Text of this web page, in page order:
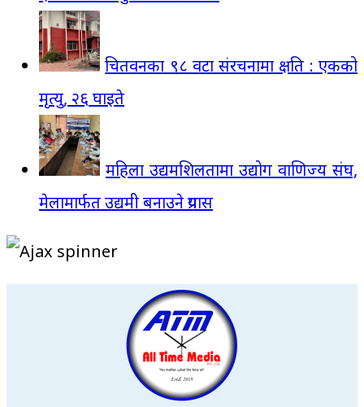
चितवनका ९८ वटा संरचनामा क्षति : एकको
मृत्यु, २६ घाइते
महिला उद्यमशिलतामा उद्योग वाणिज्य संघ,
मेलामार्फत उद्यमी बनाउने प्रयास